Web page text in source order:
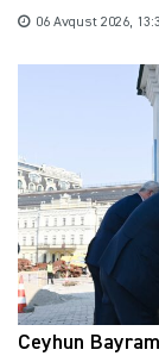
06 Avqust 2026,
Ceyhun